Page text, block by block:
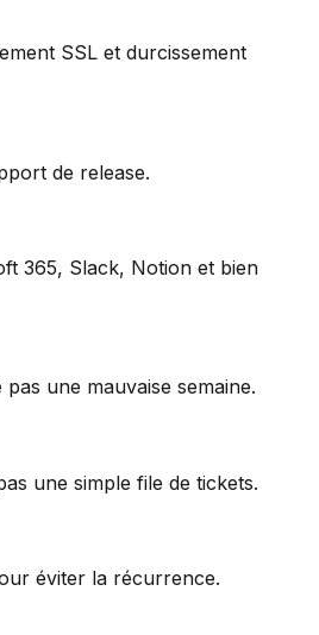
SSL et durcissement
de release.
365, Slack, Notion et bien
une mauvaise semaine.
une simple file de tickets.
éviter la récurrence.